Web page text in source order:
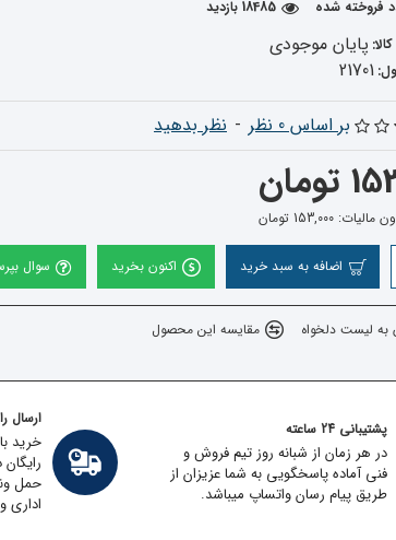
پایان موجودی
21701
18485 بازدید
بر اساس 0 نظر - نظر بدهید
153,000 تومان
اضافه به سبد خرید اکنون بخرید سوال
به لیست دلخواه مقایسه این محصول
پشتیبانی 24 ساعته
در هر زمان از شبانه روز تیم فروش و
فنی آماده پاسخگویی به شما عزیزان از
طریق پیام رسان واتساپ میباشد.
ارسال
خرید
اداری